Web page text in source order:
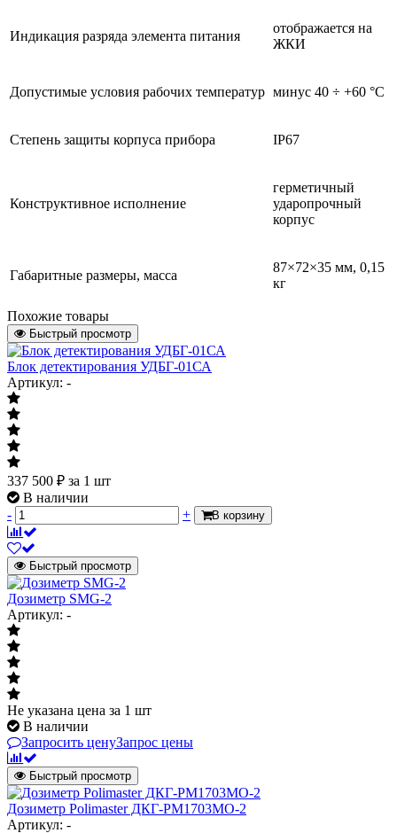
Индикация разряда элемента питания
отображается на
ЖКИ
Допустимые условия рабочих температур минус 40 ÷ +60 °С
Степень защиты корпуса прибора IP67
Конструктивное исполнение
герметичный
ударопрочный
корпус
Габаритные размеры, масса
87×72×35 мм, 0,15
кг
Похожие товары
Быстрый просмотр
Блок детектирования УДБГ-01СА
Артикул: -
337 500 ₽ за 1 шт
В наличии
-
+ В корзину
Быстрый просмотр
Дозиметр SMG-2
Артикул: -
Не указана цена за 1 шт
В наличии
Запросить ценуЗапрос цены
Быстрый просмотр
Дозиметр Polimaster ДКГ-РМ1703МО-2
Артикул: -